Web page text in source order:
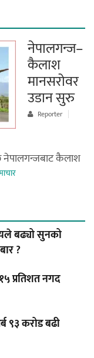
नेपालगन्ज–
कैलाश
मानसरोवर
उडान सुरु
Reporter
नेपालगन्जबाट कैलाश
बढ्यो सुनको
?
प्रतिशत नगद
९३ करोड बढी